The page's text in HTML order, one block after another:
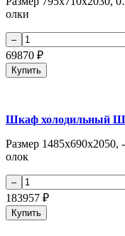
олки
69870 ₽
Купить
Шкаф холодильный
Размер 1485х690х2050,
олок
183957 ₽
Купить